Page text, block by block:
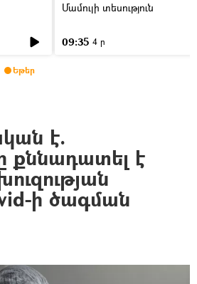
Մամուլի տեսություն
09:35 4 ր
Եթեր
է.
քննադատել է
ի ծագման